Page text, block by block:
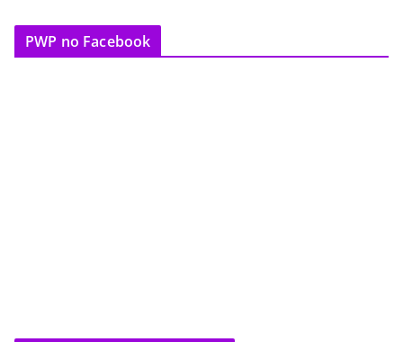
PWP no Facebook